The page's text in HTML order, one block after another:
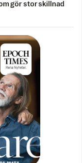
gör stor skillnad